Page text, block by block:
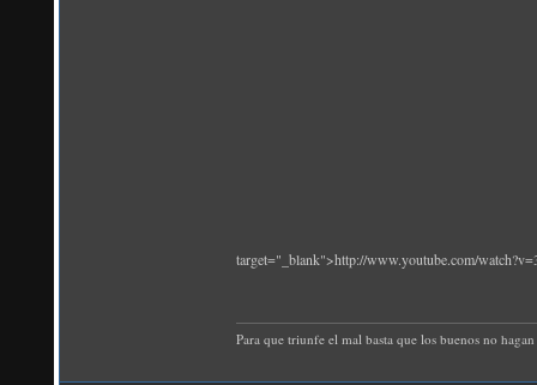
target="_blank">http://www.youtube.com/
Para que triunfe el mal basta que los buenos no